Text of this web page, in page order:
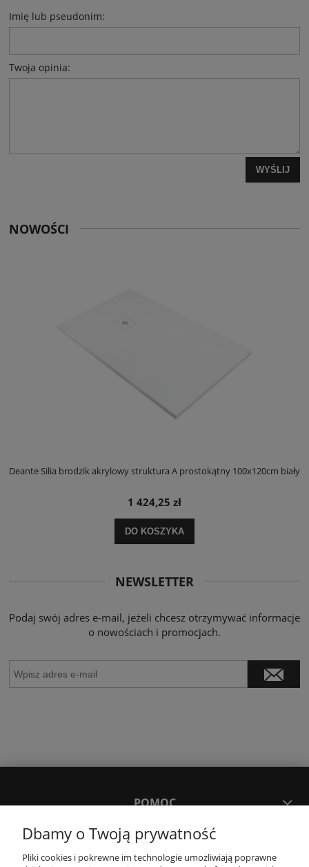
Imię lub pseudonim:
Twoja opinia:
WYŚLIJ
NOWOŚCI
Deante Silia brodzik akrylowy struktura A prostokątny 100x120cm biały
1 424,25 zł
DO KOSZYKA
NEWSLETTER
Podaj swój adres e-mail, jeżeli chcesz otrzymywać informacje
o nowościach i promocjach.
POMOC
MOJE KONTO
Dbamy o Twoją prywatność
Pliki cookies i pokrewne im technologie umożliwiają poprawne